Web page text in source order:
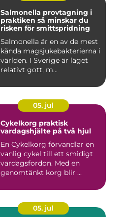
Salmonella provtagning i
praktiken så minskar du
risken för smittspridning
Salmonella är en av de mest
kända magsjukebakterierna i
världen. I Sverige är läget
relativt gott, m...
05. jul
Cykelkorg praktisk
vardagshjälte på två hjul
En Cykelkorg förvandlar en
vanlig cykel till ett smidigt
vardagsfordon. Med en
genomtänkt korg blir ...
05. jul